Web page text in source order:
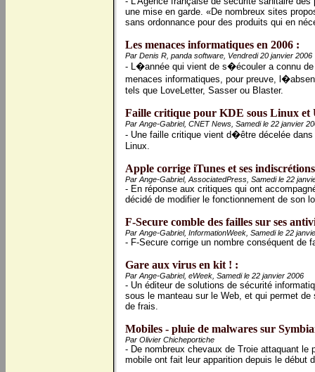
une mise en garde. «De nombreux sites
sans ordonnance pour des produits qui en
Les menaces informatiques en 2006 :
Par Denis R, panda software, Vendredi 20 janvier 2006
- L�année qui vient de s�écouler a connu
menaces informatiques, pour preuve,
tels que LoveLetter, Sasser ou Blaster.
Faille critique pour KDE sous Linux et
Par Ange-Gabriel, CNET News, Samedi le 22 janvier
- Une faille critique vient d�être décelée
Linux.
Apple corrige iTunes et ses
Par Ange-Gabriel, AssociatedPress, Samedi le 22
- En réponse aux critiques qui ont
décidé de modifier le fonctionnement de son
F-Secure comble des failles sur ses
Par Ange-Gabriel, InformationWeek, Samedi le 22
- F-Secure corrige un nombre conséquent
Gare aux virus en kit ! :
Par Ange-Gabriel, eWeek, Samedi le 22 janvier 2006
- Un éditeur de solutions de sécurité
sous le manteau sur le Web, et qui permet
de frais.
Mobiles - pluie de malwares sur
Par Olivier Chicheportiche
- De nombreux chevaux de Troie attaquant
mobile ont fait leur apparition depuis le début